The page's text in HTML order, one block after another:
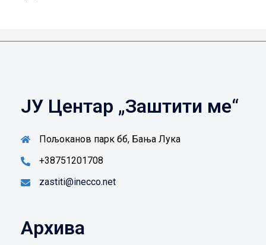
ЈУ Центар „Заштити ме“
Пољоканов парк бб, Бања Лука
+38751201708
zastiti@inecco.net
Архива